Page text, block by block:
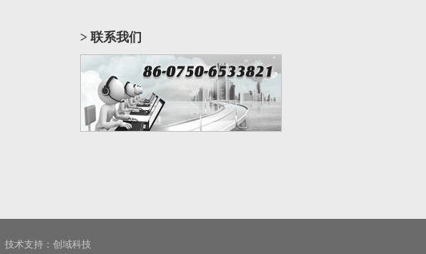
> 联系我们
技术支持：创域科技